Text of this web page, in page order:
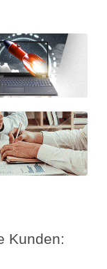
Kunden: